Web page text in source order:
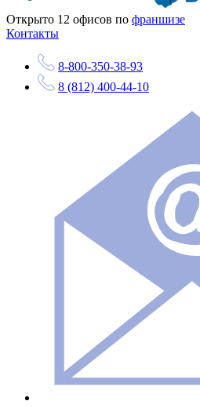
Открыто 12 офисов по франшизе
Контакты
8-800-350-38-93
8 (812) 400-44-10